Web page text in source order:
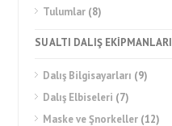
Tulumlar (8)
SU ALTI DALIŞ EKİPMANLARI
Dalış Bilgisayarları (9)
Dalış Elbiseleri (7)
Maske ve Şnorkeller (12)